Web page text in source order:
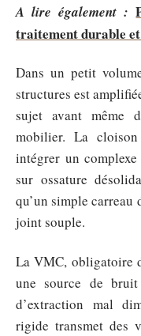
A lire également :
traitement durable
Dans un petit
structures est
sujet avant même
mobilier. La
intégrer un
sur ossature
qu’un simple carreau
joint souple.
La VMC, obligatoire
une source de
d’extraction mal
rigide transmet des